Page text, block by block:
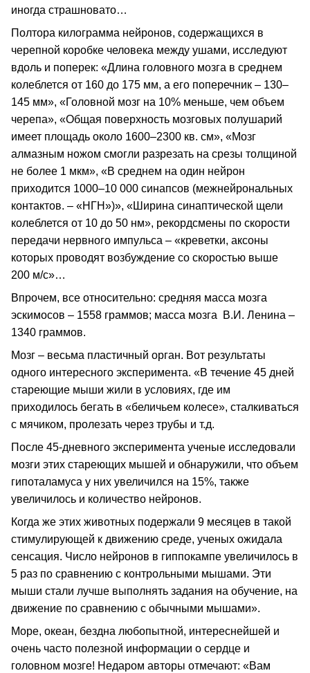
иногда страшновато…
Полтора килограмма нейронов, содержащихся в
черепной коробке человека между ушами, исследуют
вдоль и поперек: «Длина головного мозга в среднем
колеблется от 160 до 175 мм, а его поперечник – 130–
145 мм», «Головной мозг на 10% меньше, чем объем
черепа», «Общая поверхность мозговых полушарий
имеет площадь около 1600–2300 кв. см», «Мозг
алмазным ножом смогли разрезать на срезы толщиной
не более 1 мкм», «В среднем на один нейрон
приходится 1000–10 000 синапсов (межнейрональных
контактов. – «НГН»)», «Ширина синаптической щели
колеблется от 10 до 50 нм», рекордсмены по скорости
передачи нервного импульса – «креветки, аксоны
которых проводят возбуждение со скоростью выше
200 м/с»…
Впрочем, все относительно: средняя масса мозга
эскимосов – 1558 граммов; масса мозга В.И. Ленина –
1340 граммов.
Мозг – весьма пластичный орган. Вот результаты
одного интересного эксперимента. «В течение 45 дней
стареющие мыши жили в условиях, где им
приходилось бегать в «беличьем колесе», сталкиваться
с мячиком, пролезать через трубы и т.д.
После 45-дневного эксперимента ученые исследовали
мозги этих стареющих мышей и обнаружили, что объем
гипоталамуса у них увеличился на 15%, также
увеличилось и количество нейронов.
Когда же этих животных подержали 9 месяцев в такой
стимулирующей к движению среде, ученых ожидала
сенсация. Число нейронов в гиппокампе увеличилось в
5 раз по сравнению с контрольными мышами. Эти
мыши стали лучше выполнять задания на обучение, на
движение по сравнению с обычными мышами».
Море, океан, бездна любопытной, интереснейшей и
очень часто полезной информации о сердце и
головном мозге! Недаром авторы отмечают: «Вам